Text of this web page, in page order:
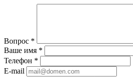
Вопрос *
Ваше имя *
Телефон *
E-mail